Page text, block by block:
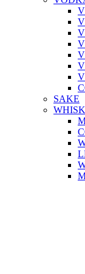
SAKE